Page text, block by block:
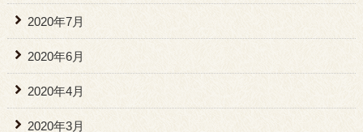
2020年7月
2020年6月
2020年4月
2020年3月